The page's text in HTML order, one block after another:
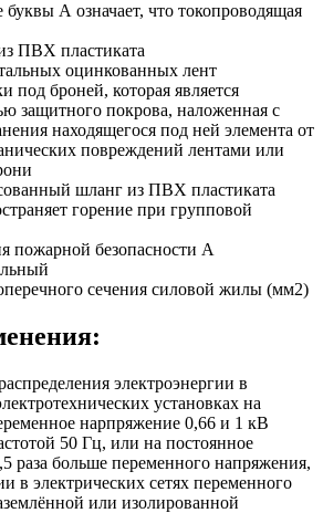
А означает, что токопроводящая
ПВХ пластиката
оцинкованных лент
под броней, которая является
защитного покрова, наложенная с
находящегося под ней элемента от
повреждений лентами или
шланг из ПВХ пластиката
горение при групповой
пожарной безопасности A
сечения силовой жилы (мм2)
электроэнергии в
установках на
нарпряжение 0,66 и 1 кВ
50 Гц, или на постоянное
раза больше переменного напряжения,
в электрических сетях переменного
или изолированной